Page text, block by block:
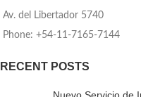
Av. del Libertador 5740
Phone: +54-11-7165-7144
RECENT POSTS
Nuevo Servicio de